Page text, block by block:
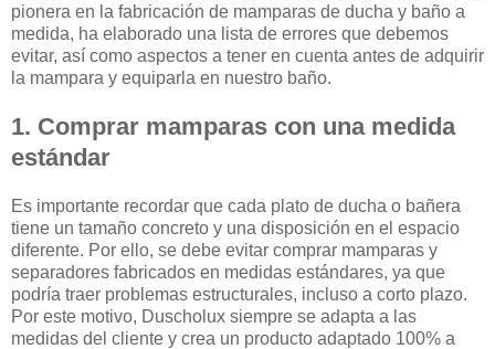
pionera en la fabricación de mamparas de ducha y baño a
medida, ha elaborado una lista de errores que debemos
evitar, así como aspectos a tener en cuenta antes de adquirir
la mampara y equiparla en nuestro baño.
1. Comprar mamparas con una medida
estándar
Es importante recordar que cada plato de ducha o bañera
tiene un tamaño concreto y una disposición en el espacio
diferente. Por ello, se debe evitar comprar mamparas y
separadores fabricados en medidas estándares, ya que
podría traer problemas estructurales, incluso a corto plazo.
Por este motivo, Duscholux siempre se adapta a las
medidas del cliente y crea un producto adaptado 100% a